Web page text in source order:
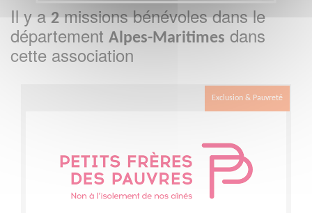
Il y a2missions bénévoles dans le
département Alpes-Maritimes dans
cette association
Exclusion & Pauvreté